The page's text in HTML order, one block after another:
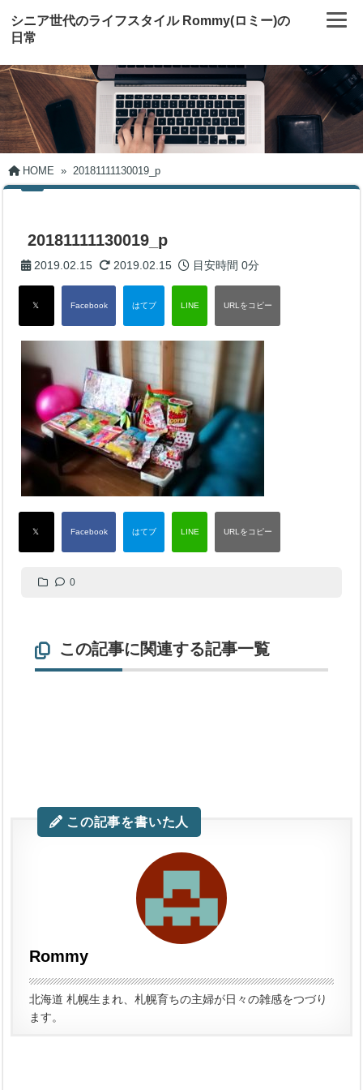
シニア世代のライフスタイル Rommy(ロミー)の
日常
HOME » 20181111130019_p
20181111130019_p
2019.02.15 2019.02.15 目安時間0分
0
この記事に関連する記事一覧
この記事を書いた人
Rommy
北海道 札幌生まれ、札幌育ちの主婦が日々の雑感をつづり
ます。